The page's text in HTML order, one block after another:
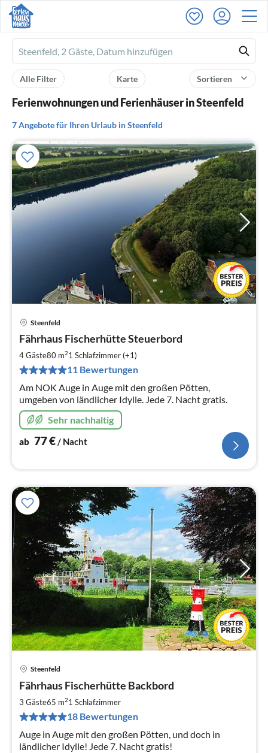
Ferienhausmiete
logo
Sortieren
Karte
Alle Filter
Ferienwohnungen und Ferienhäuser in Steenfeld
7 Angebote für Ihren Urlaub in Steenfeld
Steenfeld
Fährhaus Fischerhütte Steuerbord
4 Gäste80 m21 Schlafzimmer (+1)
11 Bewertungen
Am NOK Auge in Auge mit den großen Pötten,
umgeben von ländlicher Idylle. Jede 7. Nacht gratis.
Sehr nachhaltig
ab 77€/ Nacht
Steenfeld
Fährhaus Fischerhütte Backbord
3 Gäste65 m21 Schlafzimmer
18 Bewertungen
Auge in Auge mit den großen Pötten, und doch in
ländlicher Idylle! Jede 7. Nacht gratis!